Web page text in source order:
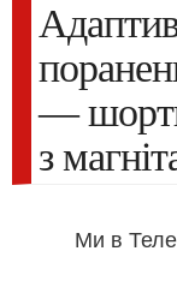
Адаптивний одяг для
—
з
Ми в